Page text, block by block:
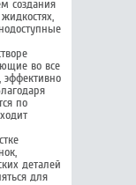
создания
во все
эффективно
по
деталей
для